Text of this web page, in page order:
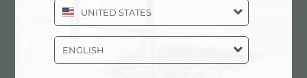
UNITED STATES
ENGLISH